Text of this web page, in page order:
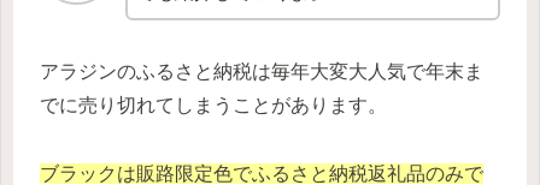
アラジンのふるさと納税は毎年大変大人気で年末ま
でに売り切れてしまうことがあります。
ブラックは販路限定色でふるさと納税返礼品のみで